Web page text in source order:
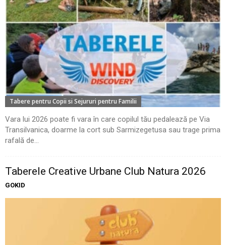
Tabere pentru Copii si Sejururi pentru Familii
Vara lui 2026 poate fi vara în care copilul tău pedalează pe Via
Transilvanica, doarme la cort sub Sarmizegetusa sau trage prima
rafală de...
Taberele Creative Urbane Club Natura 2026
GOKID